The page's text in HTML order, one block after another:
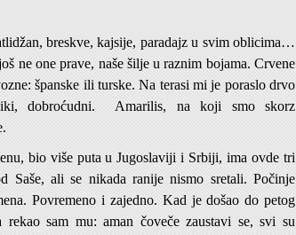
breskve, kajsije, paradajz u svim oblicima…
ne one prave, naše šilje u raznim bojama. Crvene
španske ili turske. Na terasi mi je poraslo drvo
dobroćudni. Amarilis, na koji smo skorz
bio više puta u Jugoslaviji i Srbiji, ima ovde tri
Saše, ali se nikada ranije nismo sretali. Počinje
Povremeno i zajedno. Kad je došao do petog
rekao sam mu: aman čoveče zaustavi se, svi su